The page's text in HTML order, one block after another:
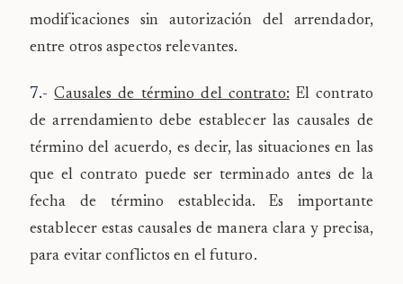
modificaciones sin autorización del arrendador,
entre otros aspectos relevantes.
7.- Causales de término del contrato: El contrato
de arrendamiento debe establecer las causales de
término del acuerdo, es decir, las situaciones en las
que el contrato puede ser terminado antes de la
fecha de término establecida. Es importante
establecer estas causales de manera clara y precisa,
para evitar conflictos en el futuro.